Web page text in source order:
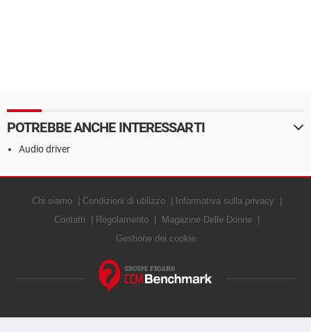
POTREBBE ANCHE INTERESSARTI
Audio driver
Chi siamo Condizioni di utilizzo
Informativa sulla privacy
Contatti
Regolamento
Magazine Delle Donne
Gestione dei cookie